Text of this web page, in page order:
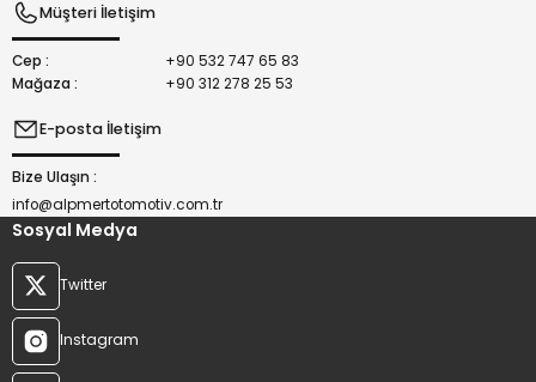
Müşteri İletişim
Cep :
+90 532 747 65 83
Mağaza :
+90 312 278 25 53
E-posta İletişim
Bize Ulaşın :
info@alpmertotomotiv.com.tr
Sosyal Medya
Twitter
Instagram